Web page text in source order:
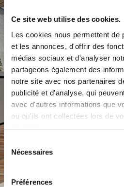
Ce site web utilise des cookies.
Les cookies nous permettent de
et les annonces, d'offrir des
médias sociaux et d'analyser
partageons également des
notre site avec nos partenaires
publicité et d'analyse, qui
avec d'autres informations que
ou qu'ils ont collectées lors de
Sélection
du
consentement
Nécessaires
Préférences